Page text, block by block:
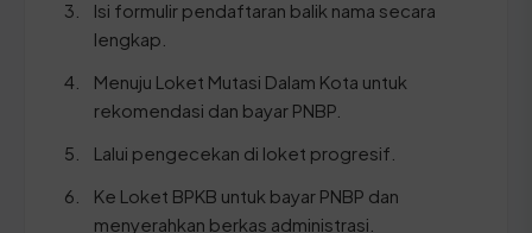
Isi formulir pendaftaran balik nama secara
lengkap.
Menuju Loket Mutasi Dalam Kota untuk
rekomendasi dan bayar PNBP.
Lalui pengecekan di loket progresif.
Ke Loket BPKB untuk bayar PNBP dan
menyerahkan berkas administrasi.